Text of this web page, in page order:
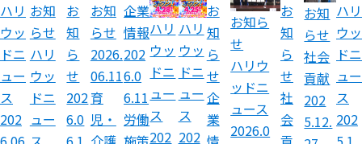
ハリ
ウッ
ドニ
ュー
ス
202
お知
らせ
ハリ
ウッ
ドニ
ュー
お
知
ら
せ
202
6.0
お知
らせ
2026.
06.11
育
児・
企業
情報
202
6.0
6.11
労働
ハリ
ウッ
ドニ
ュー
ス
202
ハリ
ウッ
ドニ
ュー
ス
202
お
知
ら
せ
企
業
お知ら
せ
ハリウ
ッドニ
ュース
2026.0
お
知
ら
せ
社
会
お知
らせ
社会
貢献
202
5.12.
ハリ
ウッ
ドニ
ュー
ス
202